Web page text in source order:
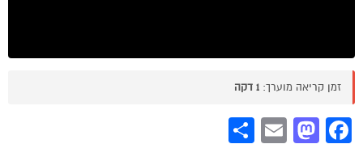
זמן קריאה מוערך: 1 דקה
Facebook
Mastodon
Email